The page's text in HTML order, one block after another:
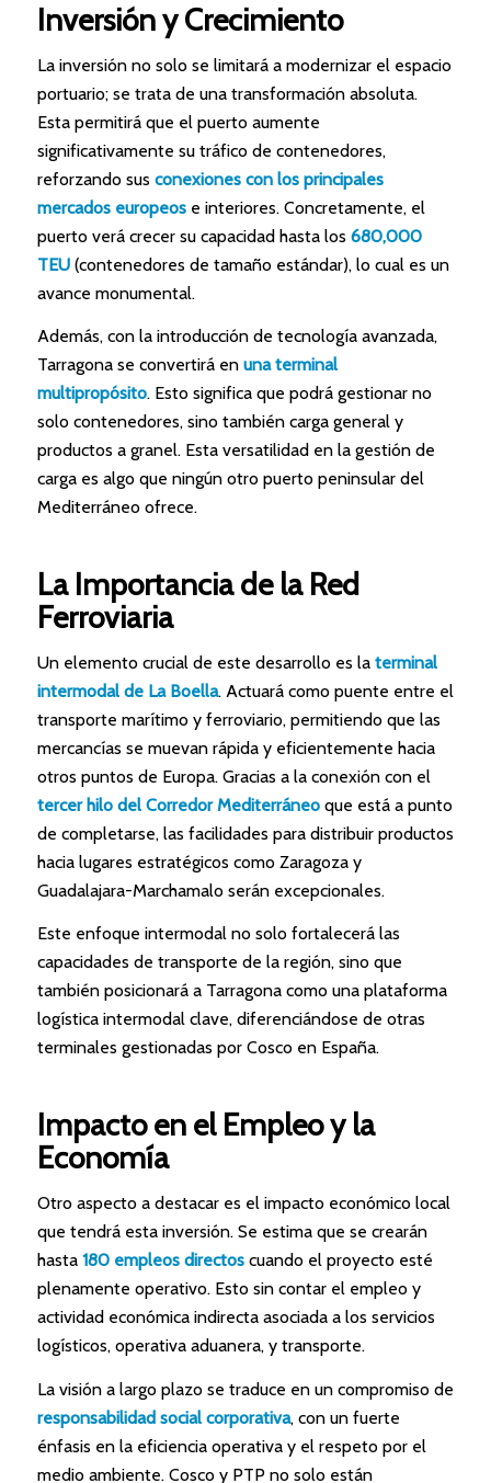
Inversión y Crecimiento
La inversión no solo se limitará a modernizar el espacio
portuario; se trata de una transformación absoluta.
Esta permitirá que el puerto aumente
significativamente su tráfico de contenedores,
reforzando sus conexiones con los principales
mercados europeose interiores. Concretamente, el
puerto verá crecer su capacidad hasta los 680,000
TEU(contenedores de tamaño estándar), lo cual es un
avance monumental.
Además, con la introducción de tecnología avanzada,
Tarragona se convertirá en una terminal
multipropósito. Esto significa que podrá gestionar no
solo contenedores, sino también carga general y
productos a granel. Esta versatilidad en la gestión de
carga es algo que ningún otro puerto peninsular del
Mediterráneo ofrece.
La Importancia de la Red
Ferroviaria
Un elemento crucial de este desarrollo es la terminal
intermodal de La Boella. Actuará como puente entre el
transporte marítimo y ferroviario, permitiendo que las
mercancías se muevan rápida y eficientemente hacia
otros puntos de Europa. Gracias a la conexión con el
tercer hilo del Corredor Mediterráneoque está a punto
de completarse, las facilidades para distribuir productos
hacia lugares estratégicos como Zaragoza y
Guadalajara-Marchamalo serán excepcionales.
Este enfoque intermodal no solo fortalecerá las
capacidades de transporte de la región, sino que
también posicionará a Tarragona como una plataforma
logística intermodal clave, diferenciándose de otras
terminales gestionadas por Cosco en España.
Impacto en el Empleo y la
Economía
Otro aspecto a destacar es el impacto económico local
que tendrá esta inversión. Se estima que se crearán
hasta 180 empleos directoscuando el proyecto esté
plenamente operativo. Esto sin contar el empleo y
actividad económica indirecta asociada a los servicios
logísticos, operativa aduanera, y transporte.
La visión a largo plazo se traduce en un compromiso de
responsabilidad social corporativa, con un fuerte
énfasis en la eficiencia operativa y el respeto por el
medio ambiente. Cosco y PTP no solo están